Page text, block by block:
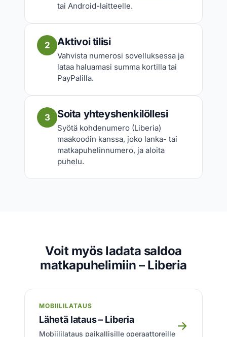
tai Android-laitteelle.
2 Aktivoi tilisi
Vahvista numerosi sovelluksessa ja
lataa haluamasi summa kortilla tai
PayPalilla.
3 Soita yhteyshenkilöllesi
Syötä kohdenumero (Liberia)
maakoodin kanssa, joko lanka- tai
matkapuhelinnumero, ja aloita
puhelu.
Voit myös ladata saldoa
matkapuhelimiin – Liberia
MOBIILILATAUS
Lähetä lataus – Liberia
Mobiililataus paikallisille operaattoreille
→